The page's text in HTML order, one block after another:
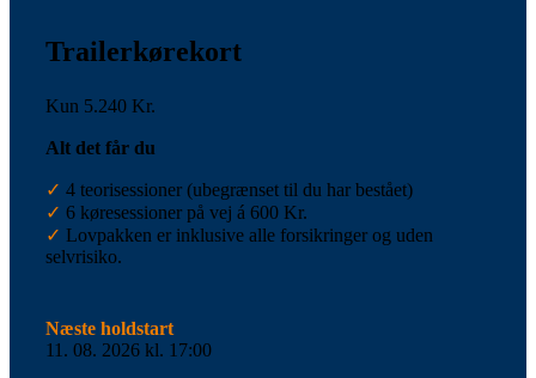
Trailerkørekort
Kun 5.240 Kr.
Alt det får du
✓ 4 teorisessioner (ubegrænset til du har bestået)
✓ 6 køresessioner på vej á 600 Kr.
✓ Lovpakken er inklusive alle forsikringer og uden
selvrisiko.
Næste holdstart
11. 08. 2026 kl. 17:00